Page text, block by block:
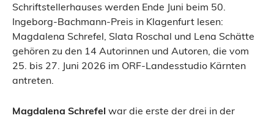
Schriftstellerhauses werden Ende Juni beim 50.
Ingeborg-Bachmann-Preis in Klagenfurt lesen:
Magdalena Schrefel, Slata Roschal und Lena Schätte
gehören zu den 14 Autorinnen und Autoren, die vom
25. bis 27. Juni 2026 im ORF-Landesstudio Kärnten
antreten.
Magdalena Schrefel war die erste der drei in der